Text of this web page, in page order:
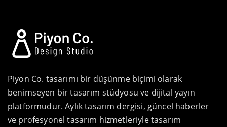
Piyon Co. tasarımı bir düşünme biçimi olarak
benimseyen bir tasarım stüdyosu ve dijital yayın
platformudur. Aylık tasarım dergisi, güncel haberler
ve profesyonel tasarım hizmetleriyle tasarım